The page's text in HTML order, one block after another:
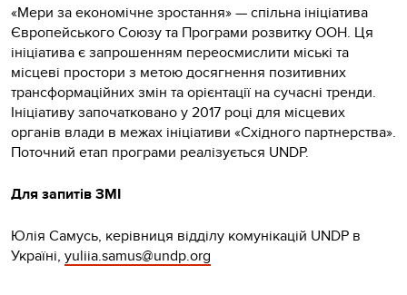
«Мери за економічне зростання» — спільна ініціатива
Європейського Союзу та Програми розвитку ООН. Ця
ініціатива є запрошенням переосмислити міські та
місцеві простори з метою досягнення позитивних
трансформаційних змін та орієнтації на сучасні тренди.
Ініціативу започатковано у 2017 році для місцевих
органів влади в межах ініціативи «Східного партнерства».
Поточний етап програми реалізується UNDP.
Для запитів ЗМІ
Юлія Самусь, керівниця відділу комунікацій UNDP в
Україні, yuliia.samus@undp.org